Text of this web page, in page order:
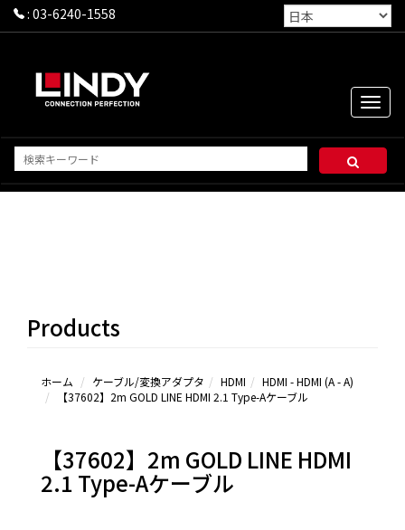
: 03-6240-1558
Toggle
- Mini
HDMI
Products
ホーム ケーブル/変換アダプタ HDMI
HDMI - HDMI (A - A)
【37602】2m GOLD LINE HDMI 2.1 Type-Aケーブル
【37602】2m GOLD LINE HDMI
2.1 Type-Aケーブル